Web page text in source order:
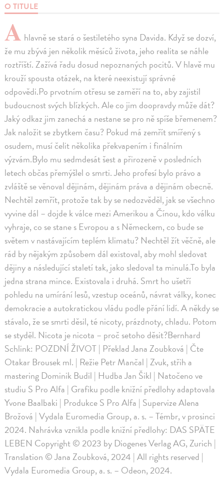
O TITULE
A hlavně se stará o šestiletého syna Davida. Když se dozví,
že mu zbývá jen několik měsíců života, jeho realita se náhle
roztříští. Zažívá řadu dosud nepoznaných pocitů. V hlavě mu
krouží spousta otázek, na které neexistují správné
odpovědi.Po prvotním otřesu se zaměří na to, aby zajistil
budoucnost svých blízkých. Ale co jim doopravdy může dát?
Jaký odkaz jim zanechá a nestane se pro ně spíše břemenem?
Jak naložit se zbytkem času? Pokud má zemřít smířený s
osudem, musí čelit několika překvapením i finálním
výzvám.Bylo mu sedmdesát šest a přirozeně v posledních
letech občas přemýšlel o smrti. Jeho profesí bylo právo a
zvláště se věnoval dějinám, dějinám práva a dějinám obecně.
Nechtěl zemřít, protože tak by se nedozvěděl, jak se všechno
vyvine dál – dojde k válce mezi Amerikou a Čínou, kdo válku
vyhraje, co se stane s Evropou a s Německem, co bude se
světem v nastávajícím teplém klimatu? Nechtěl žít věčně, ale
rád by nějakým způsobem dál existoval, aby mohl sledovat
dějiny a následující staletí tak, jako sledoval ta minulá.To byla
jedna strana mince. Existovala i druhá. Smrt ho ušetří
pohledu na umírání lesů, vzestup oceánů, návrat války, konec
demokracie a autokratickou vládu podle přání lidí. A někdy se
stávalo, že se smrti děsil, té nicoty, prázdnoty, chladu. Potom
se styděl. Nicota je nicota – proč setoho děsit?Bernhard
Schlink: POZDNÍ ŽIVOT | Překlad Jana Zoubková | Čte
Otakar Brousek ml. | Režie Petr Mančal | Zvuk, střih a
mastering Dominik Budil | Hudba Jan Šikl | Natočeno ve
studiu S Pro Alfa | Grafiku podle knižní předlohy adaptovala
Yvone Baalbaki | Produkce S Pro Alfa | Supervize Alena
Brožová | Vydala Euromedia Group, a. s. – Témbr, v prosinci
2024. Nahrávka vznikla podle knižní předlohy: DAS SPÄTE
LEBEN Copyright © 2023 by Diogenes Verlag AG, Zurich |
Translation © Jana Zoubková, 2024 | All rights reserved |
Vydala Euromedia Group, a. s. – Odeon, 2024.